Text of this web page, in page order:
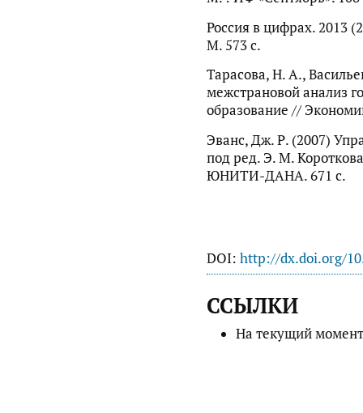
Россия в цифрах. 2013
М. 573 с.
Тарасова, Н. А.,
межстрановой анализ
образование //
Эванс, Дж. Р. (2007)
под ред. Э. М.
ЮНИТИ-ДАНА. 671 с.
DOI: http://dx.doi.org/
ССЫЛКИ
На текущий